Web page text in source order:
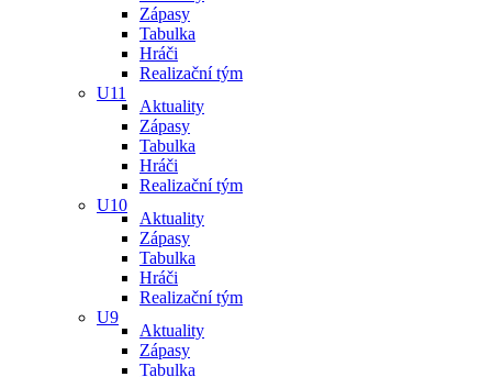
Zápasy
Tabulka
Hráči
Realizační tým
U11
Aktuality
Zápasy
Tabulka
Hráči
Realizační tým
U10
Aktuality
Zápasy
Tabulka
Hráči
Realizační tým
U9
Aktuality
Zápasy
Tabulka